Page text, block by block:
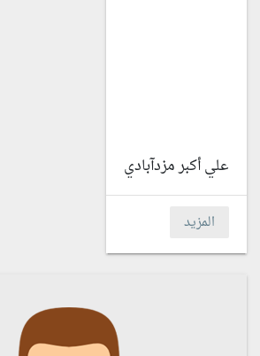
علي أكبر مزدآبادي
المزيد